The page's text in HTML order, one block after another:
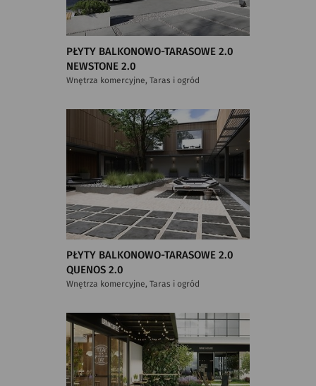
PŁYTY BALKONOWO-TARASOWE 2.0
NEWSTONE 2.0
Wnętrza komercyjne, Taras i ogród
PŁYTY BALKONOWO-TARASOWE 2.0
QUENOS 2.0
Wnętrza komercyjne, Taras i ogród